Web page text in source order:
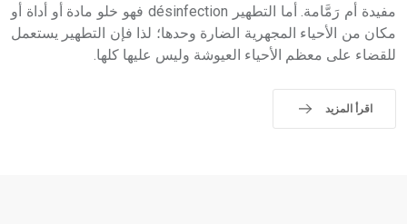
مفيدة أم رَمَّامة. أما التطهير désinfection فهو خلو مادة أو أداة أو
مكان من الأحياء المجهرية الضارة وحدها؛ لذا فإن التطهير يستعمل
للقضاء على معظم الأحياء العيوشة وليس عليها كلها.
اقرأ المزيد